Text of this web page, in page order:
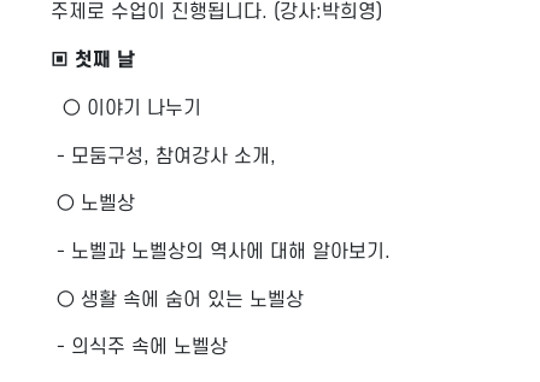
주제로 수업이 진행됩니다. (강사:박희영)
▣ 첫째 날
○ 이야기 나누기
- 모둠구성, 참여강사 소개,
○ 노벨상
- 노벨과 노벨상의 역사에 대해 알아보기.
○ 생활 속에 숨어 있는 노벨상
- 의식주 속에 노벨상